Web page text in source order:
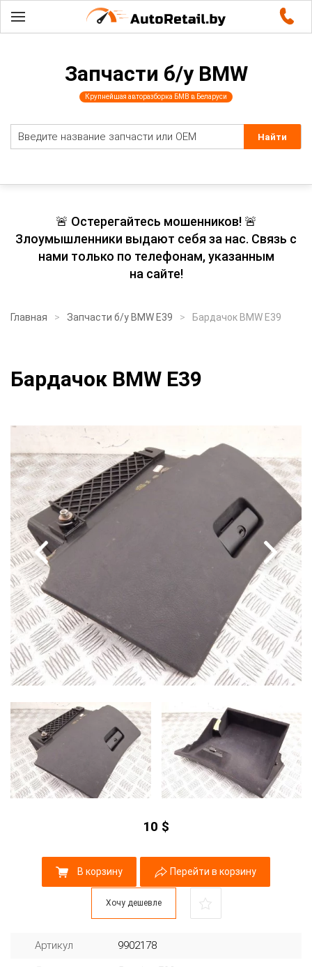
Запчасти б/у BMW
Крупнейшая авторазборка БМВ в Беларуси
🚨 Остерегайтесь мошенников! 🚨
Злоумышленники выдают себя за нас. Связь с
нами только по телефонам, указанным
на сайте!
Главная Запчасти б/у BMW E39 Бардачок BMW E39
Бардачок BMW E39
10 $
В корзину Перейти в корзину
Хочу дешевле
Артикул 9902178